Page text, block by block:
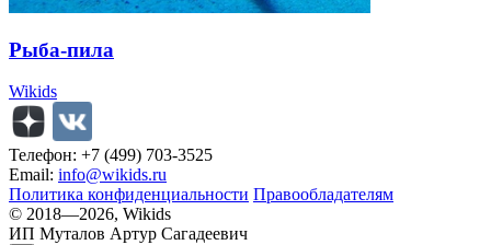
Рыба-пила
Wikids
Телефон: +7 (499) 703-3525
Email: info@wikids.ru
Политика конфиденциальности Правообладателям
© 2018—2026, Wikids
ИП Муталов Артур Сагадеевич